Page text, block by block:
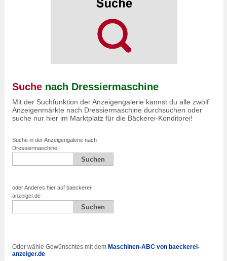
Suche nach Dressiermaschine
Mit der Suchfunktion der Anzeigengalerie kannst du alle zwölf
Anzeigenmärkte nach Dressiermaschine durchsuchen oder
suche nur hier im Marktplatz für die Bäckerei-Konditorei!
Suche in der Anzeigengalerie nach
Dressiermaschine:
oder Anderes hier auf baeckerei-
anzeiger.de
Oder wähle Gewünschtes mit dem Maschinen-ABC von baeckerei-
anzeiger.de